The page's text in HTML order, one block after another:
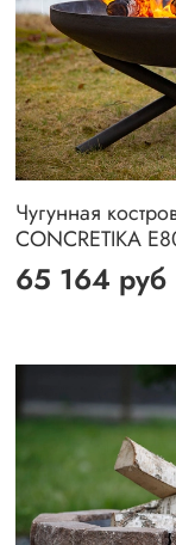
Чугунная
CONCRETIKA
65 164 руб